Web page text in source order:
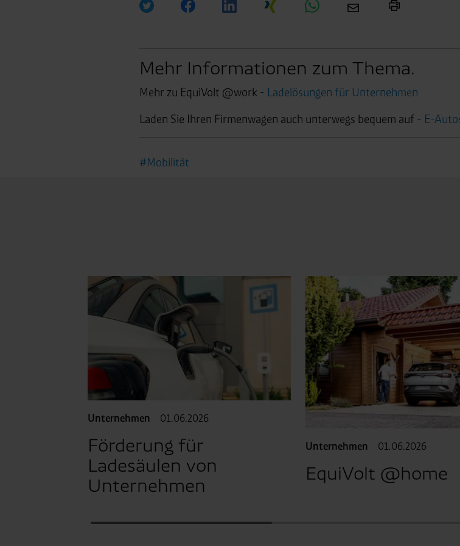
Standardvertragsklauseln).
Cookies werden je nach Zweck unterschiedlich lange
Mehr Informationen zum Thema.
Mehr zu EquiVolt @work - Ladelösungen für Unternehmen
Laden Sie Ihren Firmenwagen auch unterwegs bequem auf - E-
#Mobilität
Unternehmen 01.06.2026
Förderung für
Ladesäulen von
Unternehmen
Unternehmen 01.06.2026
EquiVolt @home